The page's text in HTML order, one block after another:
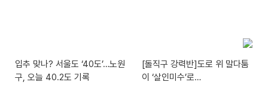
입추 맞나? 서울도 ‘40도’…노원
구, 오늘 40.2도 기록
[돌직구 강력반]도로 위 말다툼
이 ‘살인미수’로…